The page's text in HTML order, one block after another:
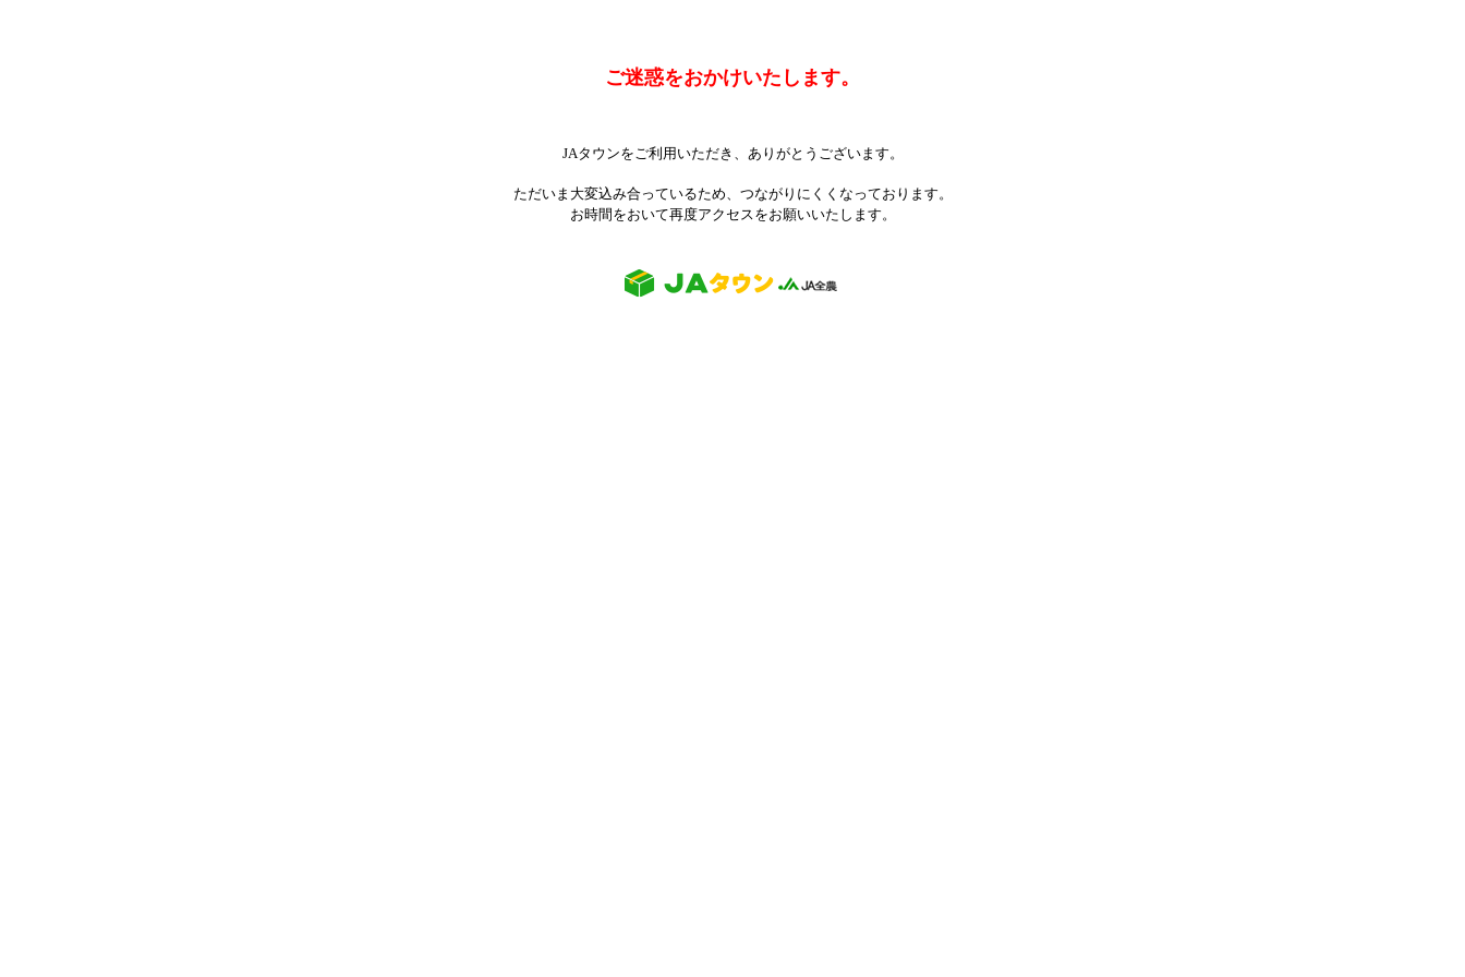
ご迷惑をおかけいたします。
JAタウンをご利用いただき、ありがとうございます。
ただいま大変込み合っているため、つながりにくくなっております。
お時間をおいて再度アクセスをお願いいたします。